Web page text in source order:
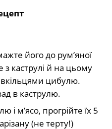
його до рум’яної
з каструлі й на цьому
цибулю.
в каструлю.
і м’ясо, прогрійте їх 5
(не терту!)